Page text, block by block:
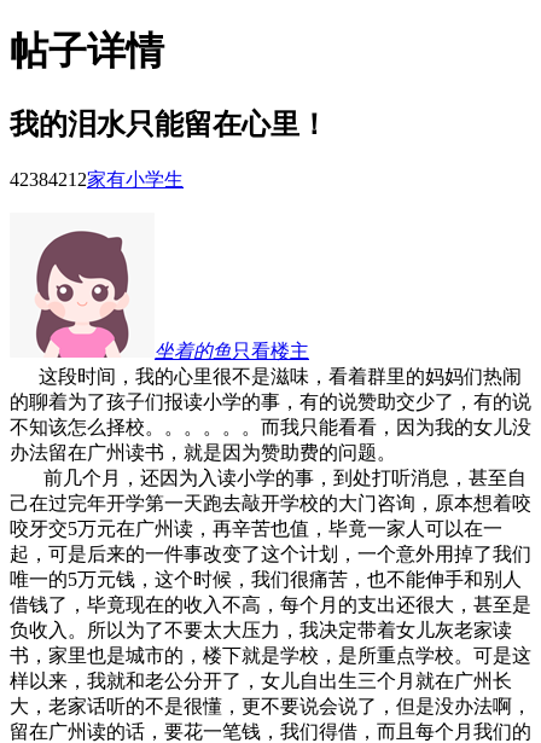
帖子详情
我的泪水只能留在心里！
42384212家有小学生
坐着的鱼只看楼主
这段时间，我的心里很不是滋味，看着群里的妈妈们热闹
的聊着为了孩子们报读小学的事，有的说赞助交少了，有的说
不知该怎么择校。。。。。。而我只能看看，因为我的女儿没
办法留在广州读书，就是因为赞助费的问题。
前几个月，还因为入读小学的事，到处打听消息，甚至自
己在过完年开学第一天跑去敲开学校的大门咨询，原本想着咬
咬牙交5万元在广州读，再辛苦也值，毕竟一家人可以在一
起，可是后来的一件事改变了这个计划，一个意外用掉了我们
唯一的5万元钱，这个时候，我们很痛苦，也不能伸手和别人
借钱了，毕竟现在的收入不高，每个月的支出还很大，甚至是
负收入。所以为了不要太大压力，我决定带着女儿灰老家读
书，家里也是城市的，楼下就是学校，是所重点学校。可是这
样以来，我就和老公分开了，女儿自出生三个月就在广州长
大，老家话听的不是很懂，更不要说会说了，但是没办法啊，
留在广州读的话，要花一笔钱，我们得借，而且每个月我们的